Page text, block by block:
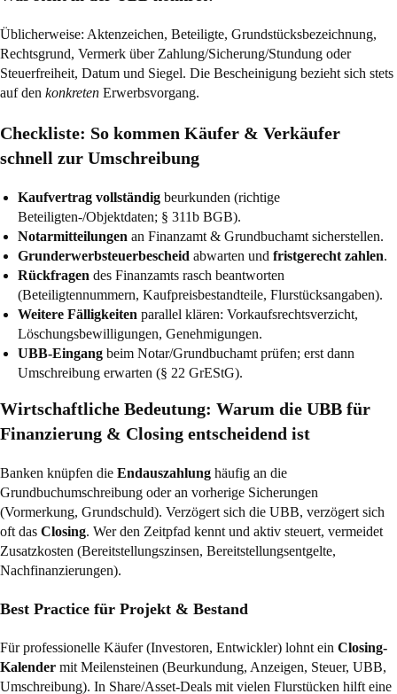
Üblicherweise: Aktenzeichen, Beteiligte, Grundstücksbezeichnung,
Rechtsgrund, Vermerk über Zahlung/Sicherung/Stundung oder
Steuerfreiheit, Datum und Siegel. Die Bescheinigung bezieht sich stets
auf den konkreten Erwerbsvorgang.
Checkliste: So kommen Käufer & Verkäufer
schnell zur Umschreibung
Kaufvertrag vollständig beurkunden (richtige
Beteiligten-/Objektdaten; § 311b BGB).
Notarmitteilungen an Finanzamt & Grundbuchamt sicherstellen.
Grunderwerbsteuerbescheid abwarten und fristgerecht zahlen.
Rückfragen des Finanzamts rasch beantworten
(Beteiligtennummern, Kaufpreisbestandteile, Flurstücksangaben).
Weitere Fälligkeiten parallel klären: Vorkaufsrechtsverzicht,
Löschungsbewilligungen, Genehmigungen.
UBB-Eingang beim Notar/Grundbuchamt prüfen; erst dann
Umschreibung erwarten (§ 22 GrEStG).
Wirtschaftliche Bedeutung: Warum die UBB für
Finanzierung & Closing entscheidend ist
Banken knüpfen die Endauszahlung häufig an die
Grundbuchumschreibung oder an vorherige Sicherungen
(Vormerkung, Grundschuld). Verzögert sich die UBB, verzögert sich
oft das Closing. Wer den Zeitpfad kennt und aktiv steuert, vermeidet
Zusatzkosten (Bereitstellungszinsen, Bereitstellungsentgelte,
Nachfinanzierungen).
Best Practice für Projekt & Bestand
Für professionelle Käufer (Investoren, Entwickler) lohnt ein Closing-
Kalender mit Meilensteinen (Beurkundung, Anzeigen, Steuer, UBB,
Umschreibung). In Share/Asset-Deals mit vielen Flurstücken hilft eine